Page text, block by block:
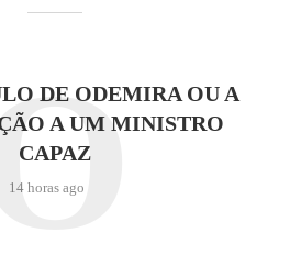
DE ODEMIRA OU A
A UM MINISTRO
CAPAZ
14 horas ago